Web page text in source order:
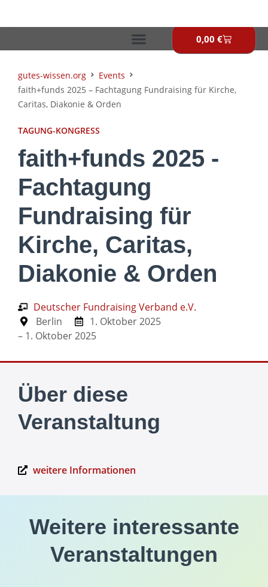
0,00 €
gutes-wissen.org
Events
faith+funds 2025 – Fachtagung Fundraising für Kirche,
Caritas, Diakonie & Orden
TAGUNG-KONGRESS
faith+funds 2025 -
Fachtagung
Fundraising für
Kirche, Caritas,
Diakonie & Orden
Deutscher Fundraising Verband e.V.
Berlin
1. Oktober 2025
– 1. Oktober 2025
Über diese
Veranstaltung
weitere Informationen
Weitere interessante
Veranstaltungen